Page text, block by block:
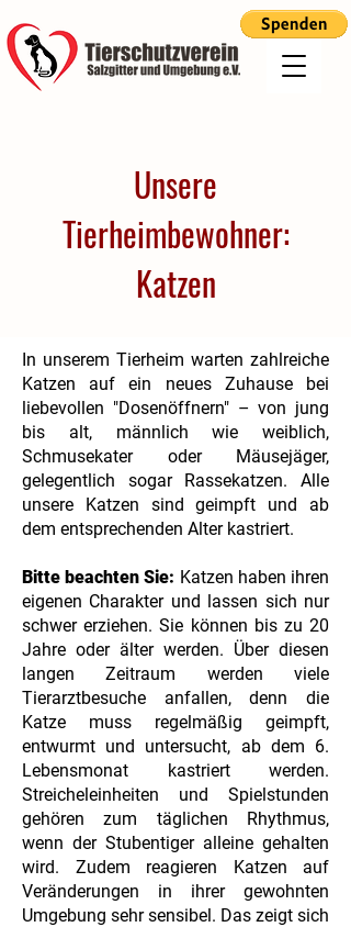
Unsere
Tierheimbewohner:
Katzen
In unserem Tierheim warten zahlreiche
Katzen auf ein neues Zuhause bei
liebevollen "Dosenöffnern" – von jung
bis alt, männlich wie weiblich,
Schmusekater oder Mäusejäger,
gelegentlich sogar Rassekatzen. Alle
unsere Katzen sind geimpft und ab
dem entsprechenden Alter kastriert.
Bitte beachten Sie: Katzen haben ihren
eigenen Charakter und lassen sich nur
schwer erziehen. Sie können bis zu 20
Jahre oder älter werden. Über diesen
langen Zeitraum werden viele
Tierarztbesuche anfallen, denn die
Katze muss regelmäßig geimpft,
entwurmt und untersucht, ab dem 6.
Lebensmonat kastriert werden.
Streicheleinheiten und Spielstunden
gehören zum täglichen Rhythmus,
wenn der Stubentiger alleine gehalten
wird. Zudem reagieren Katzen auf
Veränderungen in ihrer gewohnten
Umgebung sehr sensibel. Das zeigt sich